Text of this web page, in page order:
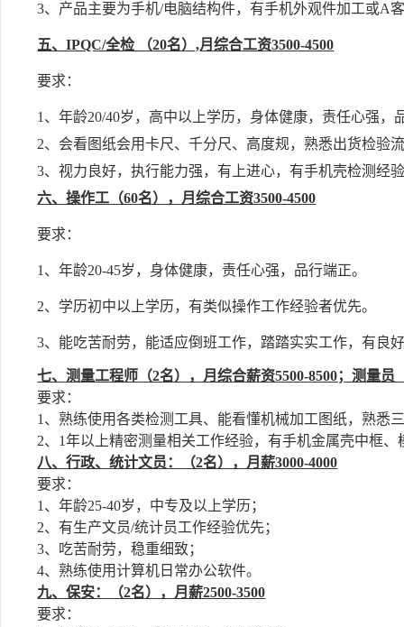
3、产品主要为手机/电脑结构件，有手机外观件加工或A
五、IPQC/全检 （20名）,月综合工资3500-4500
要求：
1、年龄20/40岁，高中以上学历，身体健康，责任心强，
2、会看图纸会用卡尺、千分尺、高度规，熟悉出货检验
3、视力良好，执行能力强，有上进心，有手机壳检测经
六、操作工（60名），月综合工资3500-4500
要求：
1、年龄20-45岁，身体健康，责任心强，品行端正。
2、学历初中以上学历，有类似操作工作经验者优先。
3、能吃苦耐劳，能适应倒班工作，踏踏实实工作，有良
七、测量工程师（2名），月综合薪资5500-8500；测量员
要求：
1、熟练使用各类检测工具、能看懂机械加工图纸，熟悉
2、1年以上精密测量相关工作经验，有手机金属壳中框
八、行政、统计文员：（2名），月薪3000-4000
要求：
1、年龄25-40岁，中专及以上学历；
2、有生产文员/统计员工作经验优先；
3、吃苦耐劳，稳重细致；
4、熟练使用计算机日常办公软件。
九、保安：（2名），月薪2500-3500
要求：